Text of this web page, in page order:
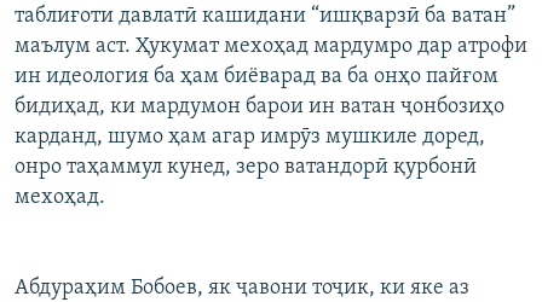
таблиғоти давлатӣ кашидани “ишқварзӣ ба ватан”
маълум аст. Ҳукумат мехоҳад мардумро дар атрофи
ин идеология ба ҳам биёварад ва ба онҳо пайғом
бидиҳад, ки мардумон барои ин ватан ҷонбозиҳо
карданд, шумо ҳам агар имрӯз мушкиле доред,
онро таҳаммул кунед, зеро ватандорӣ қурбонӣ
мехоҳад.
Абдураҳим Бобоев, як ҷавони тоҷик, ки яке аз